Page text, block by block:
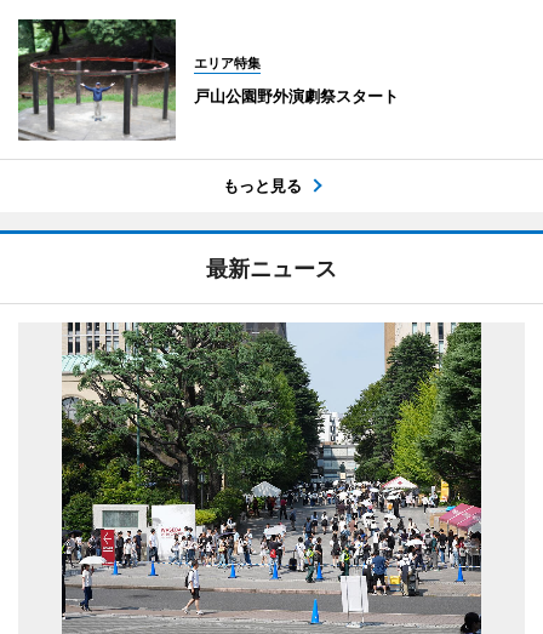
エリア特集
戸山公園野外演劇祭スタート
もっと見る
最新ニュース